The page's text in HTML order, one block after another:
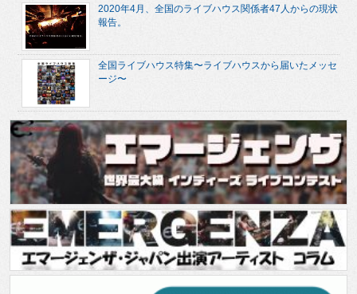
2020年4月、全国のライブハウス関係者47人からの現状
報告。
全国ライブハウス特集〜ライブハウスから届いたメッセ
ージ〜